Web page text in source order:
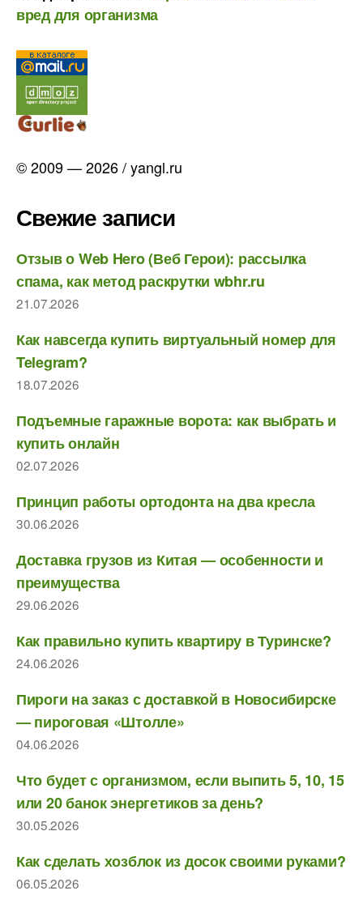
вред для организма
© 2009 — 2026 / yangl.ru
Свежие записи
Отзыв о Web Hero (Веб Герои): рассылка
спама, как метод раскрутки wbhr.ru
21.07.2026
Как навсегда купить виртуальный номер для
Telegram?
18.07.2026
Подъемные гаражные ворота: как выбрать и
купить онлайн
02.07.2026
Принцип работы ортодонта на два кресла
30.06.2026
Доставка грузов из Китая — особенности и
преимущества
29.06.2026
Как правильно купить квартиру в Туринске?
24.06.2026
Пироги на заказ с доставкой в Новосибирске
— пироговая «Штолле»
04.06.2026
Что будет с организмом, если выпить 5, 10, 15
или 20 банок энергетиков за день?
30.05.2026
Как сделать хозблок из досок своими руками?
06.05.2026